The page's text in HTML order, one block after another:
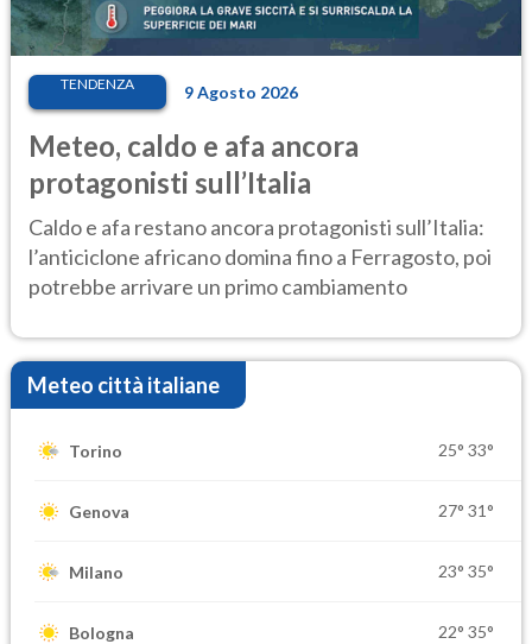
TENDENZA 9 Agosto 2026
Meteo, caldo e afa ancora
protagonisti sull’Italia
Caldo e afa restano ancora protagonisti sull’Italia:
l’anticiclone africano domina fino a Ferragosto, poi
potrebbe arrivare un primo cambiamento
Meteo città italiane
Torino 25° 33°
Genova 27° 31°
Milano 23° 35°
Bologna 22° 35°